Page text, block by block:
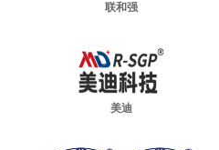
联和强
美迪